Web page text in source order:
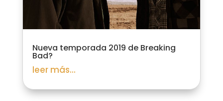
Nueva temporada 2019 de Breaking
Bad?
leer más...